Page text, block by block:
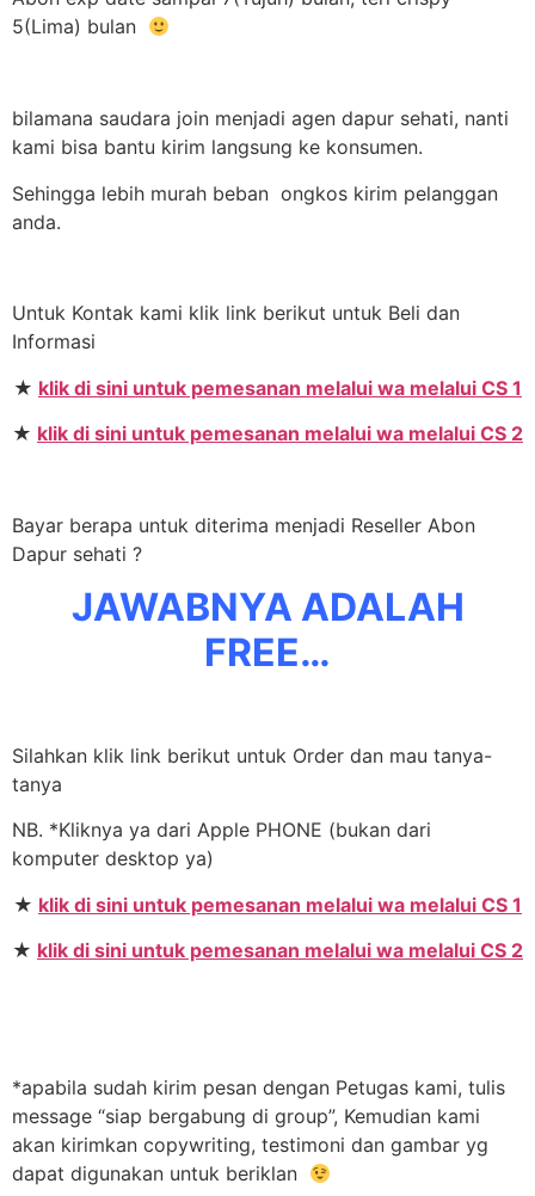
5(Lima) bulan
bilamana saudara join menjadi agen dapur sehati, nanti
kami bisa bantu kirim langsung ke konsumen.
Sehingga lebih murah beban ongkos kirim pelanggan
anda.
Untuk Kontak kami klik link berikut untuk Beli dan
Informasi
★ klik di sini untuk pemesanan melalui wa melalui CS 1
★ klik di sini untuk pemesanan melalui wa melalui CS 2
Bayar berapa untuk diterima menjadi Reseller Abon
Dapur sehati ?
JAWABNYA ADALAH
FREE…
Silahkan klik link berikut untuk Order dan mau tanya-
tanya
NB. *Kliknya ya dari Apple PHONE (bukan dari
komputer desktop ya)
★ klik di sini untuk pemesanan melalui wa melalui CS 1
★ klik di sini untuk pemesanan melalui wa melalui CS 2
*apabila sudah kirim pesan dengan Petugas kami, tulis
message “siap bergabung di group”, Kemudian kami
akan kirimkan copywriting, testimoni dan gambar yg
dapat digunakan untuk beriklan